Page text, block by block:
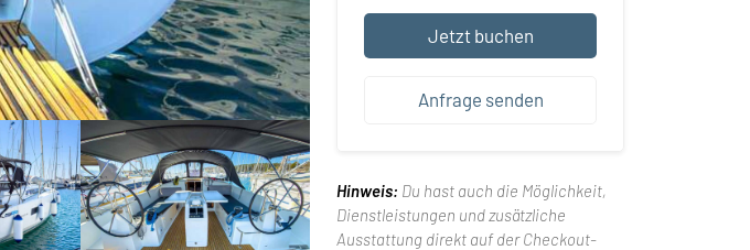
Jetzt buchen
Anfrage senden
Hinweis: Du hast auch die Möglichkeit,
Dienstleistungen und zusätzliche
Ausstattung direkt auf der Checkout-